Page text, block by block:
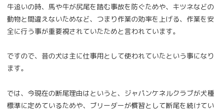
牛追いの時、馬や牛が尻尾を踏む事故を防ぐためや、キツネなどの
動物と間違えないためなど、つまり作業の効率を上げる、作業を安
全に行う事が重要視されていたためと言われています。
ですので、昔の犬は主に仕事用として使われていたという事になり
ます。
では、今現在の断尾理由はというと、ジャパンケネルクラブが犬種
標準に定めているためや、ブリーダーが慣習として断尾を続けてい